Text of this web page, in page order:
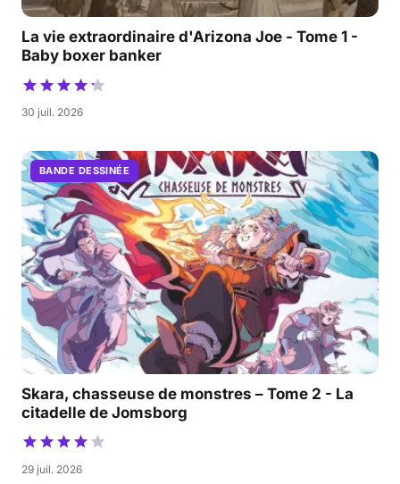
La vie extraordinaire d'Arizona Joe - Tome 1 -
Baby boxer banker
30 juil. 2026
BANDE DESSINÉE
Skara, chasseuse de monstres – Tome 2 - La
citadelle de Jomsborg
29 juil. 2026